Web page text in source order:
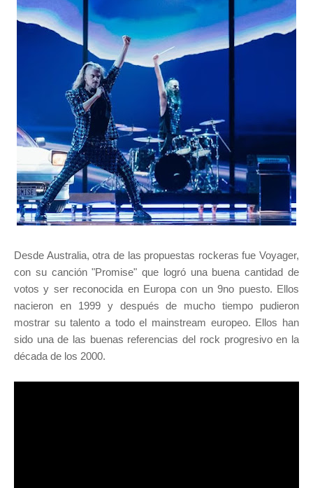
Desde Australia, otra de las propuestas rockeras fue Voyager,
con su canción "Promise" que logró una buena cantidad de
votos y ser reconocida en Europa con un 9no puesto. Ellos
nacieron en 1999 y después de mucho tiempo pudieron
mostrar su talento a todo el mainstream europeo. Ellos han
sido una de las buenas referencias del rock progresivo en la
década de los 2000.